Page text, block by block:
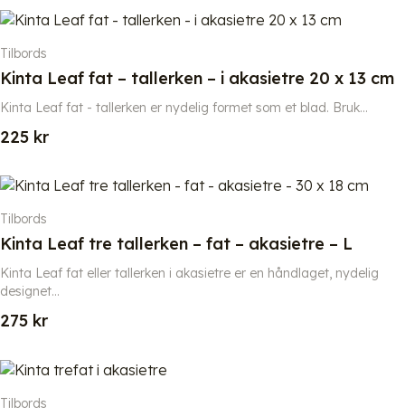
Tilbords
Kinta Leaf fat – tallerken – i akasietre 20 x 13 cm
Kinta Leaf fat - tallerken er nydelig formet som et blad. Bruk...
225 kr
Tilbords
Kinta Leaf tre tallerken – fat – akasietre – L
Kinta Leaf fat eller tallerken i akasietre er en håndlaget, nydelig
designet...
275 kr
Tilbords